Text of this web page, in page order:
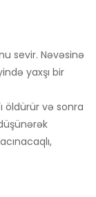
sevir. Nəvəsinə
yaxşı bir
öldürür və sonra